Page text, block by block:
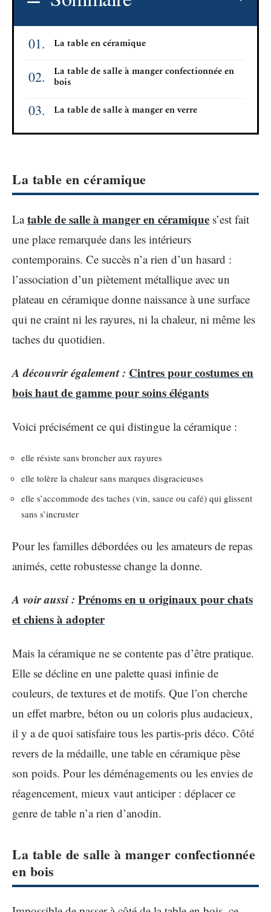
La table en céramique
La table de salle à manger confectionnée en
bois
La table de salle à manger en verre
La table en céramique
Latable de salle à manger en céramique s’est fait
une place remarquée dans les intérieurs
contemporains. Ce succès n’a rien d’un hasard :
l’association d’un piètement métallique avec un
plateau en céramique donne naissance à une surface
qui ne craint ni les rayures, ni la chaleur, ni même les
taches du quotidien.
A découvrir également : Cintres pour costumes en
bois haut de gamme pour soins élégants
Voici précisément ce qui distingue la céramique :
elle résiste sans broncher aux rayures
elle tolère la chaleur sans marques disgracieuses
elle s’accommode des taches (vin, sauce ou café) qui glissent
sans s’incruster
Pour les familles débordées ou les amateurs de repas
animés, cette robustesse change la donne.
A voir aussi : Prénoms en u originaux pour chats
et chiens à adopter
Mais la céramique ne se contente pas d’être pratique.
Elle se décline en une palette quasi infinie de
couleurs, de textures et de motifs. Que l’on cherche
un effet marbre, béton ou un coloris plus audacieux,
il y a de quoi satisfaire tous les partis-pris déco. Côté
revers de la médaille, une table en céramique pèse
son poids. Pour les déménagements ou les envies de
réagencement, mieux vaut anticiper : déplacer ce
genre de table n’a rien d’anodin.
La table de salle à manger confectionnée
en bois